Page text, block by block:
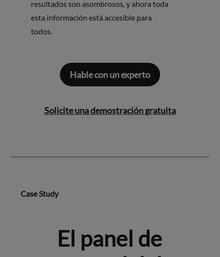
resultados son asombrosos, y ahora toda
esta información está accesible para
todos.
Hable con un experto
Solicite una demostración gratuita
Case Study
El panel de